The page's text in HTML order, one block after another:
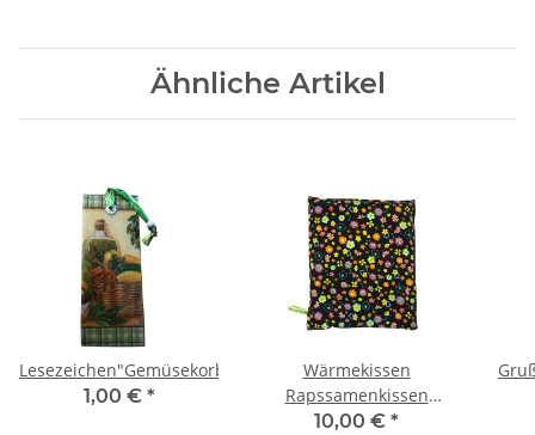
Ähnliche Artikel
Lesezeichen"Gemüsekorb"
1,00 € *
Wärmekissen
Rapssamenkissen
quadratisch "farbige
10,00 € *